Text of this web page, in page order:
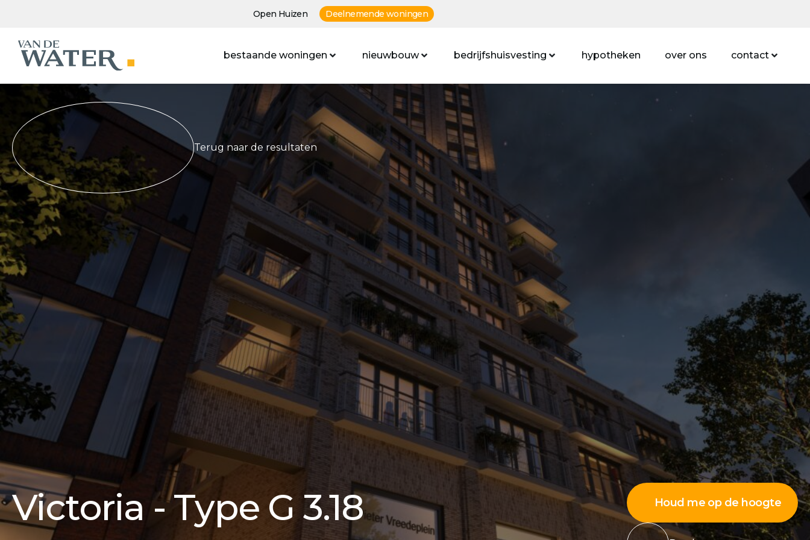
Open Huizen Deelnemende woningen
bestaande woningen nieuwbouw bedrijfshuisvesting hypotheken over ons contact
Terug naar de resultaten
Victoria - Type G 3.18 Houd me op de hoogte